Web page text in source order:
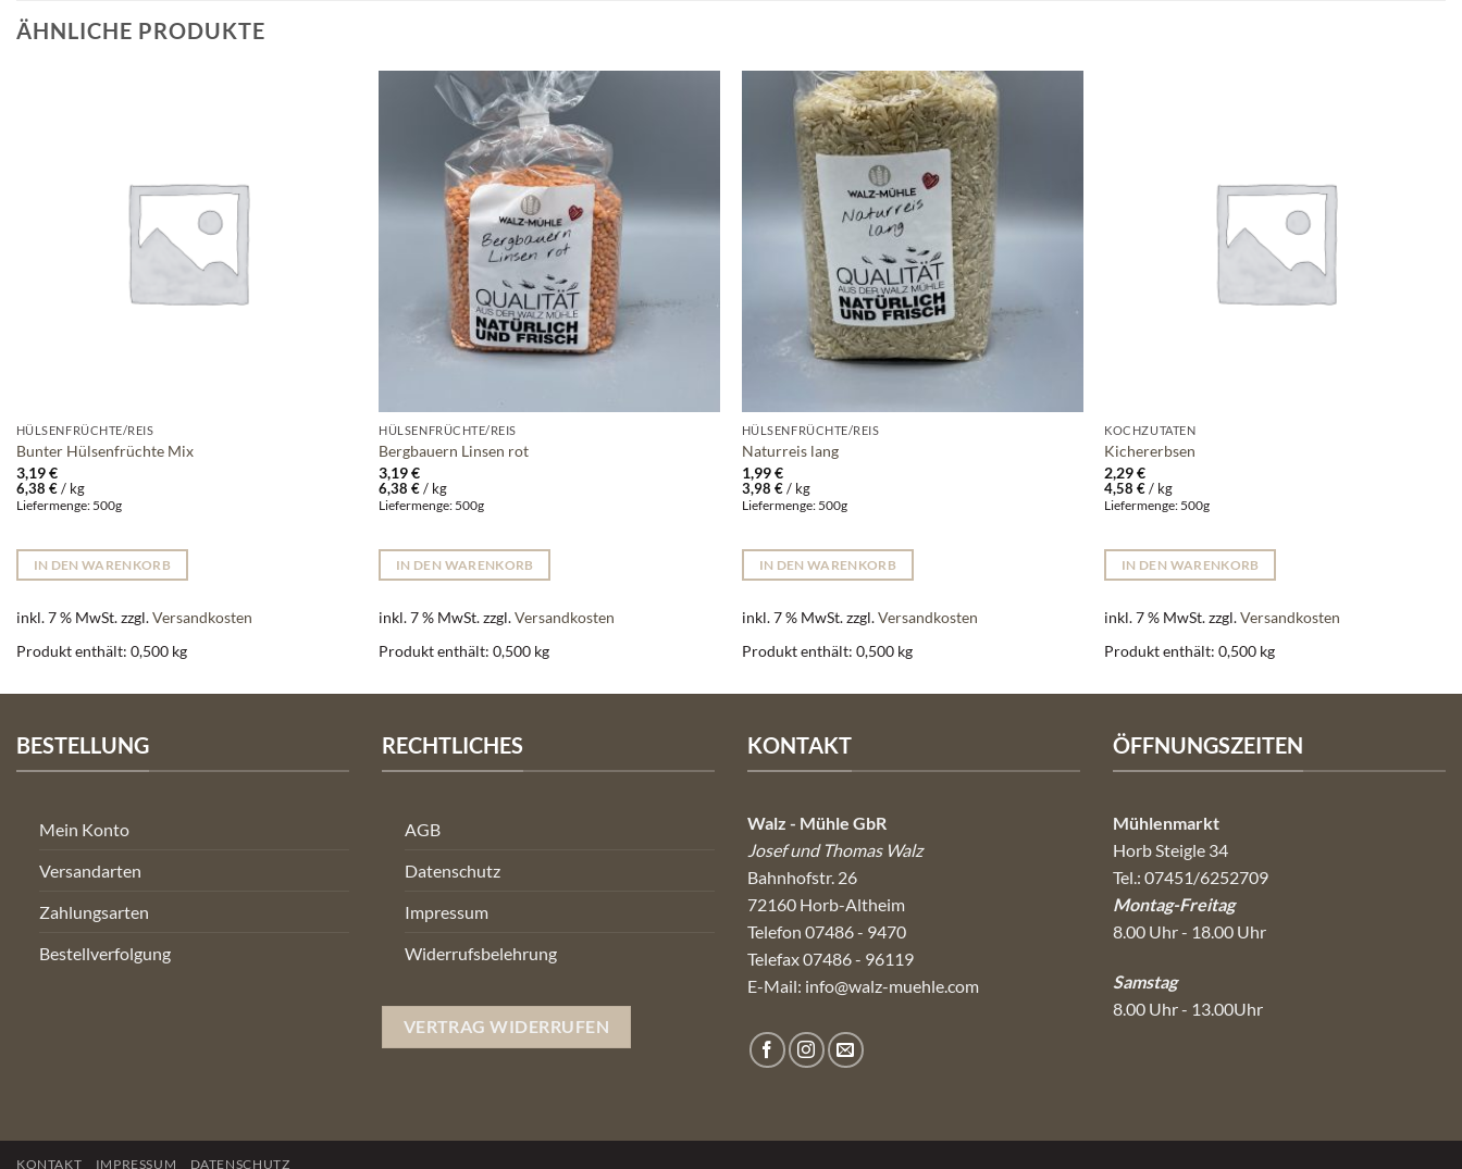
ÄHNLICHE PRODUKTE
HÜLSENFRÜCHTE/REIS
Bunter Hülsenfrüchte Mix
3,19€
6,38 €/ kg
Liefermenge: 500g
IN DEN WARENKORB
inkl. 7 % MwSt.zzgl.Versandkosten
Produkt enthält: 0,500 kg
HÜLSENFRÜCHTE/REIS
Bergbauern Linsen rot
3,19€
6,38€/ kg
Liefermenge: 500g
IN DEN WARENKORB
inkl. 7 % MwSt.zzgl.Versandkosten
Produkt enthält: 0,500 kg
HÜLSENFRÜCHTE/REIS
Naturreis lang
1,99€
3,98 €/ kg
Liefermenge: 500g
IN DEN WARENKORB
inkl. 7 % MwSt.zzgl.Versandkosten
Produkt enthält: 0,500 kg
KOCHZUTATEN
Kichererbsen
2,29€
4,58€/ kg
Liefermenge: 500g
IN DEN WARENKORB
inkl. 7 % MwSt.zzgl.Versandkosten
Produkt enthält: 0,500 kg
BESTELLUNG
Mein Konto
Versandarten
Zahlungsarten
Bestellverfolgung
RECHTLICHES
AGB
Datenschutz
Impressum
Widerrufsbelehrung
VERTRAG WIDERRUFEN
KONTAKT
Walz - Mühle GbR
Josef und Thomas Walz
Bahnhofstr. 26
72160 Horb-Altheim
Telefon 07486 - 9470
Telefax 07486 - 96119
E-Mail: info@walz-muehle.com
ÖFFNUNGSZEITEN
Mühlenmarkt
Horb Steigle 34
Tel.: 07451/6252709
Montag-Freitag
8.00 Uhr - 18.00 Uhr
Samstag
8.00 Uhr - 13.00Uhr
KONTAKT IMPRESSUM DATENSCHUTZ